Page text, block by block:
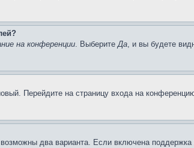
на конференции. ВыберитеДа, и вы будете
Перейдите на страницу входа на
два варианта. Если включена